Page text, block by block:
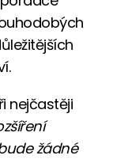
nejčastěji
žádné